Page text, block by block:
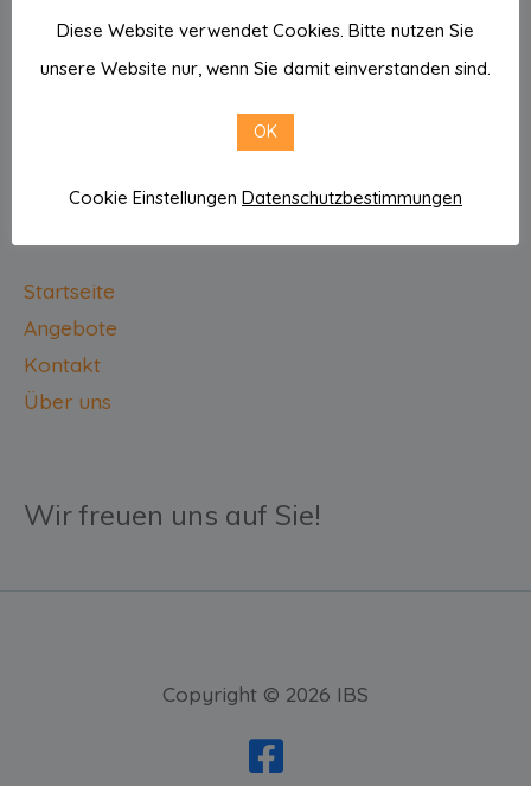
E-Mail: info@ibs-hh.com
Tel.: 040 711 40 585 / 586
Startseite
Angebote
Kontakt
Über uns
Wir freuen uns auf Sie!
Copyright © 2026 IBS
Diese Website verwendet Cookies. Bitte nutzen Sie
unsere Website nur, wenn Sie damit einverstanden sind.
OK
Cookie Einstellungen Datenschutzbestimmungen